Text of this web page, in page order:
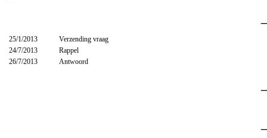
25/1/2013
Verzending vraag
24/7/2013
Rappel
26/7/2013
Antwoord